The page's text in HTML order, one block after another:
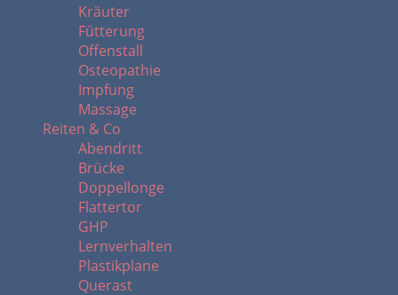
Kräuter
Fütterung
Offenstall
Osteopathie
Impfung
Massage
Reiten & Co
Abendritt
Brücke
Doppellonge
Flattertor
GHP
Lernverhalten
Plastikplane
Querast